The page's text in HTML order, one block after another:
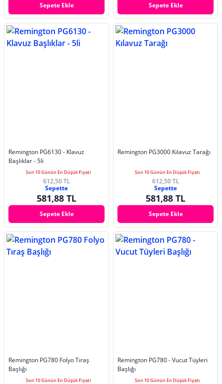
Sepete Ekle Sepete Ekle
Remington PG6130 - Klavuz
Başlıklar - 5li
Son 10 Günün En Düşük Fiyatı
612,50 TL
Sepette
581,88 TL
Sepete Ekle
Remington PG3000 Kılavuz Tarağı
Son 10 Günün En Düşük Fiyatı
612,50 TL
Sepette
581,88 TL
Sepete Ekle
Remington PG780 Folyo Tıraş
Başlığı
Son 10 Günün En Düşük Fiyatı
Remington PG780 - Vucut Tüyleri
Başlığı
Son 10 Günün En Düşük Fiyatı